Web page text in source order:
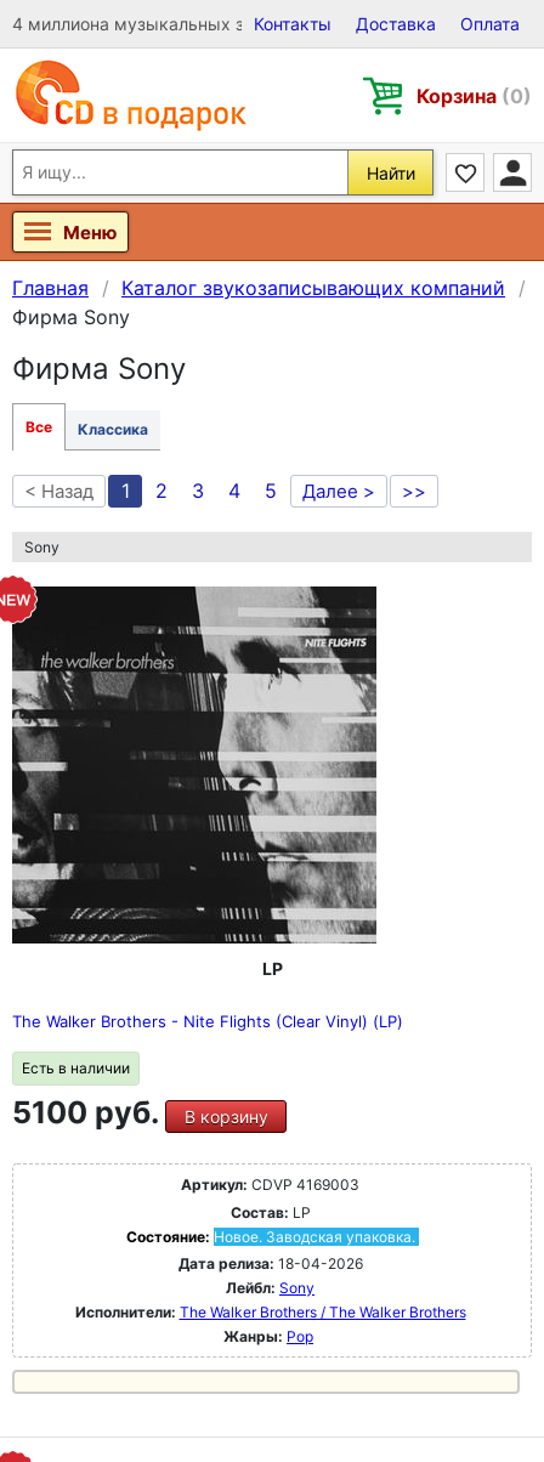
4 миллиона музыкальных записей на Виниле, CD и DVD
Контакты Доставка Оплата
Корзина (0)
Найти
Меню
Главная
Каталог звукозаписывающих компаний
Фирма Sony
Фирма Sony
Все Классика
< Назад 1 2 3 4 5 Далее > >>
Sony
LP
The Walker Brothers - Nite Flights (Clear Vinyl) (LP)
Есть в наличии
5100 руб. В корзину
Артикул: CDVP 4169003
Состав: LP
Состояние: Новое. Заводская упаковка.
Дата релиза: 18-04-2026
Лейбл: Sony
Исполнители: The Walker Brothers / The Walker Brothers
Жанры: Pop